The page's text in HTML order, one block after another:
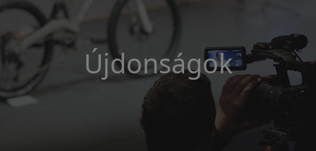
Újdonságok